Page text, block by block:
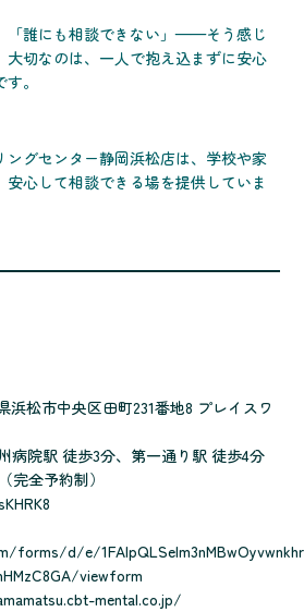
「誰にも相談できない」——そう感じ
大切なのは、一人で抱え込まずに安心
。
ングセンター静岡浜松店は、学校や家
心して相談できる場を提供していま
浜松市中央区田町231番地8 プレイスワ
病院駅 徒歩3分、第一通り駅 徒歩4分
完全予約制）
forms/d/e/
viewform
mental.co.jp/